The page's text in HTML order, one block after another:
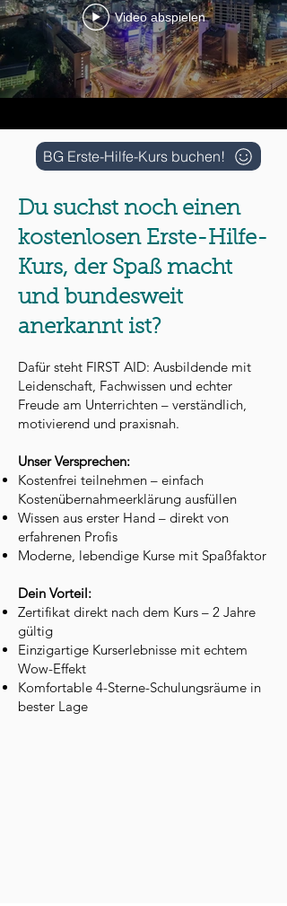
Video abspielen
BG Erste-Hilfe-Kurs buchen!
Du suchst noch einen
kostenlosen Erste-Hilfe-
Kurs, der Spaß macht
und bundesweit
anerkannt ist?
Dafür steht FIRST AID: Ausbildende mit
Leidenschaft, Fachwissen und echter
Freude am Unterrichten – verständlich,
motivierend und praxisnah.
Unser Versprechen:
Kostenfrei teilnehmen – einfach
Kostenübernahmeerklärung ausfüllen
Wissen aus erster Hand – direkt von
erfahrenen Profis
Moderne, lebendige Kurse mit Spaßfaktor
Dein Vorteil:
Zertifikat direkt nach dem Kurs – 2 Jahre
gültig
Einzigartige Kurserlebnisse mit echtem
Wow-Effekt
Komfortable 4-Sterne-Schulungsräume in
bester Lage